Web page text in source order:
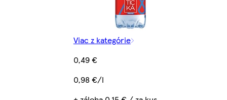
Viac z kategórie
0,49 €
0,98 €/l